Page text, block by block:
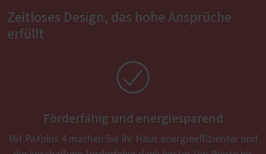
Zeitloses Design, das hohe Ansprüche
erfüllt

Förderfähig und energiesparend
Mit PaXplus 4 machen Sie Ihr Haus energieeffizienter und